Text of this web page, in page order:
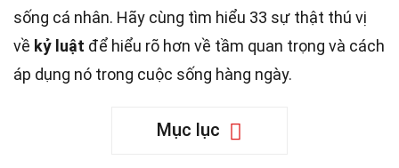
sống cá nhân. Hãy cùng tìm hiểu 33 sự thật thú vị
về kỷ luật để hiểu rõ hơn về tầm quan trọng và cách
áp dụng nó trong cuộc sống hàng ngày.
Mục lục